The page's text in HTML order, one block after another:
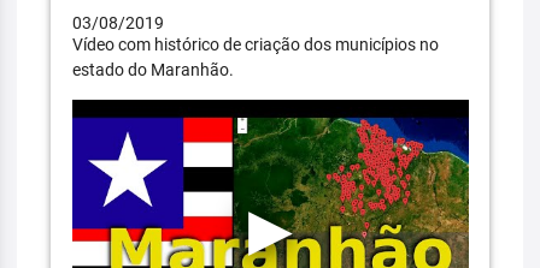
03/08/2019
Vídeo com histórico de criação dos municípios no
estado do Maranhão.